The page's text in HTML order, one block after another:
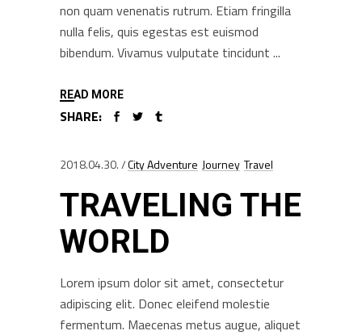
non quam venenatis rutrum. Etiam fringilla
nulla felis, quis egestas est euismod
bibendum. Vivamus vulputate tincidunt
READ MORE
SHARE:
2018.04.30. City Adventure Journey Travel
TRAVELING THE
WORLD
Lorem ipsum dolor sit amet, consectetur
adipiscing elit. Donec eleifend molestie
fermentum. Maecenas metus augue, aliquet